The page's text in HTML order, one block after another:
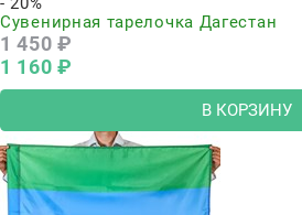
Сувенирная тарелочка Дагестан
1 450 ₽
1 160 ₽
В КОРЗИНУ